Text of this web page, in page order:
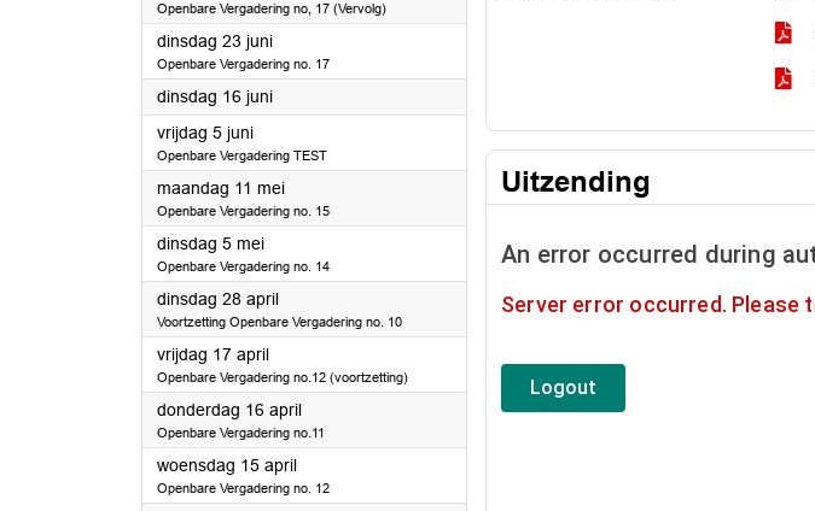
Openbare Vergadering no, 17 (Vervolg)
dinsdag 23 juni2026
Openbare Vergadering no. 17
dinsdag 16 juni2026
vrijdag 5 juni2026
Openbare Vergadering TEST
maandag 11 mei2026
Openbare Vergadering no. 15
dinsdag 5 mei2026
Openbare Vergadering no. 14
dinsdag 28 april2026
Voortzetting Openbare Vergadering no. 10
vrijdag 17 april2026
Openbare Vergadering no.12 (voortzetting)
donderdag 16 april2026
Openbare Vergadering no.11
woensdag 15 april2026
Openbare Vergadering no. 12
Uitzending